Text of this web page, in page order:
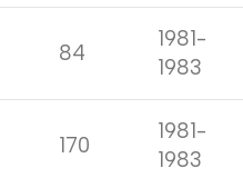
84
1981-
1983
170
1981-
1983